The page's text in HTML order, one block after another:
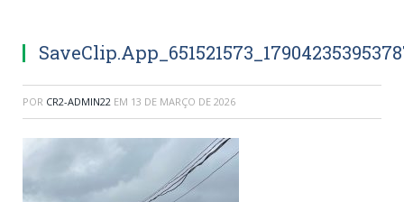
POR CR2-ADMIN22 EM 13 DE MARÇO DE 2026